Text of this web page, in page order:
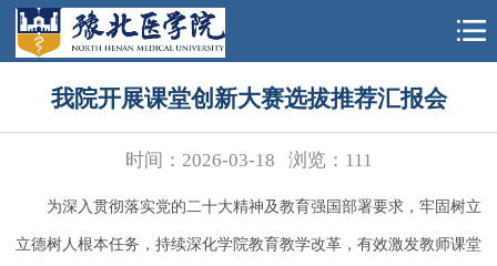
我院开展课堂创新大赛选拔推荐汇报会
时间：2026-03-18 浏览： 111
为深入贯彻落实党的二十大精神及教育强国部署要求，牢固树立
立德树人根本任务，持续深化学院教育教学改革，有效激发教师课堂